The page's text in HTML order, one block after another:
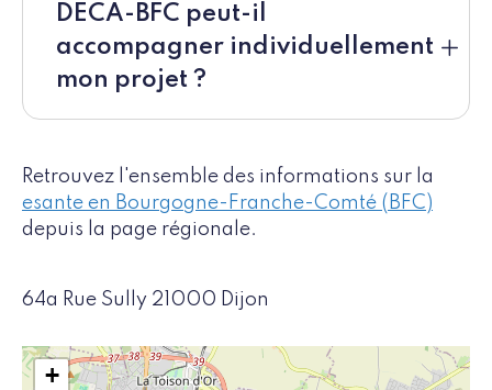
DECA-BFC peut-il
accompagner individuellement
mon projet ?
Retrouvez l'ensemble des informations sur la
esante en Bourgogne-Franche-Comté (BFC)
depuis la page régionale.
64a Rue Sully 21000 Dijon
+